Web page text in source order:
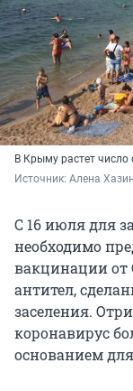
В Крыму растет
Источник: Алена
С 16 июля для
необходимо
вакцинации от
антител,
заселения.
коронавирус
основанием